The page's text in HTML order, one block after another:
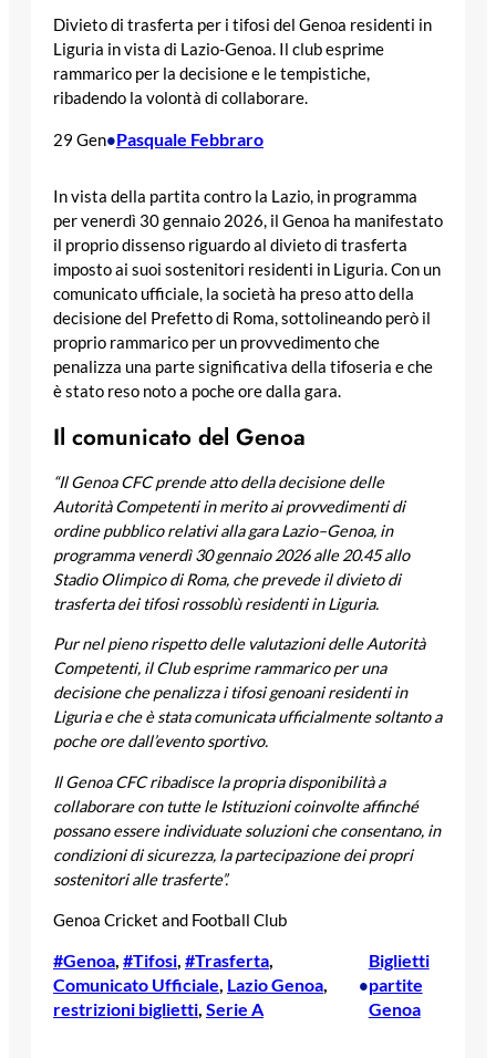
Divieto di trasferta per i tifosi del Genoa residenti in
Liguria in vista di Lazio-Genoa. Il club esprime
rammarico per la decisione e le tempistiche,
ribadendo la volontà di collaborare.
29 Gen•Pasquale Febbraro
In vista della partita contro la Lazio, in programma
per venerdì 30 gennaio 2026, il Genoa ha manifestato
il proprio dissenso riguardo al divieto di trasferta
imposto ai suoi sostenitori residenti in Liguria. Con un
comunicato ufficiale, la società ha preso atto della
decisione del Prefetto di Roma, sottolineando però il
proprio rammarico per un provvedimento che
penalizza una parte significativa della tifoseria e che
è stato reso noto a poche ore dalla gara.
Il comunicato del Genoa
“Il Genoa CFC prende atto della decisione delle
Autorità Competenti in merito ai provvedimenti di
ordine pubblico relativi alla gara Lazio–Genoa, in
programma venerdì 30 gennaio 2026 alle 20.45 allo
Stadio Olimpico di Roma, che prevede il divieto di
trasferta dei tifosi rossoblù residenti in Liguria.
Pur nel pieno rispetto delle valutazioni delle Autorità
Competenti, il Club esprime rammarico per una
decisione che penalizza i tifosi genoani residenti in
Liguria e che è stata comunicata ufficialmente soltanto a
poche ore dall’evento sportivo.
Il Genoa CFC ribadisce la propria disponibilità a
collaborare con tutte le Istituzioni coinvolte affinché
possano essere individuate soluzioni che consentano, in
condizioni di sicurezza, la partecipazione dei propri
sostenitori alle trasferte”.
Genoa Cricket and Football Club
#Genoa, #Tifosi, #Trasferta
Comunicato Ufficiale, Lazio Genoa
restrizioni biglietti, Serie A
•
Biglietti
partite
Genoa